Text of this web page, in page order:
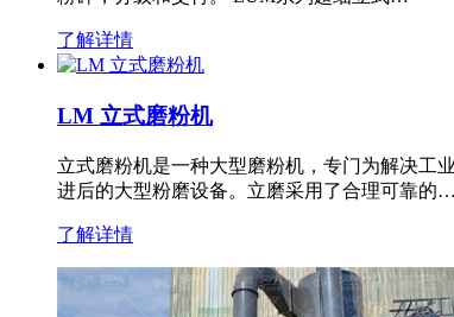
了解详情
LM 立式磨粉机
立式磨粉机是一种大型磨粉机，专门为解决工
进后的大型粉磨设备。立磨采用了合理可靠的…
了解详情